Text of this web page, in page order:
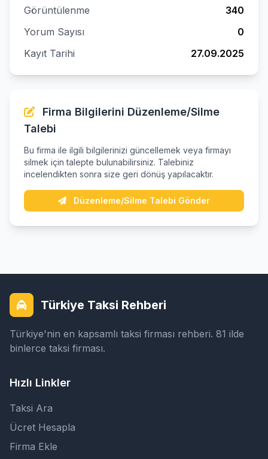
Görüntülenme
340
Yorum Sayısı
0
Kayıt Tarihi
27.09.2025
Firma Bilgilerini Düzenleme/Silme
Talebi
Bu firma ile ilgili bilgilerinizi güncellemek veya firmayı
silmek için talepte bulunabilirsiniz. Talebiniz
incelendikten sonra size geri dönüş yapılacaktır.
Düzenleme/Silme Talebi Gönder
Türkiye Taksi Rehberi
Türkiye'nin en kapsamlı taksi firması rehberi. 81 ilde
binlerce taksi firması.
Hızlı Linkler
Taksi Ara
Ücret Hesapla
Firma Ekle